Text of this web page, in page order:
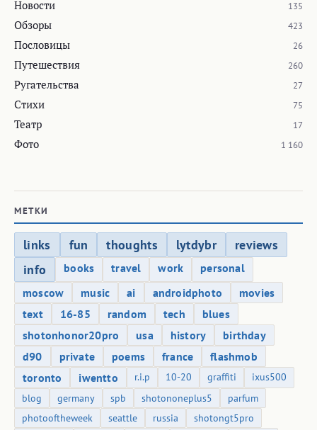
Новости 135
Обзоры 423
Пословицы 26
Путешествия 260
Ругательства 27
Стихи 75
Театр 17
Фото 1 160
МЕТКИ
links fun thoughts lytdybr
reviews
info
books travel work
personal
moscow
music ai androidphoto
movies
text
16-85 random tech
blues
shotonhonor20pro
usa history
birthday
d90
private poems france
flashmob
toronto
iwentto r.i.p 10-20 graffiti
ixus500
blog
germany spb shotononeplus5
parfum
photooftheweek
seattle russia
shotongt5pro